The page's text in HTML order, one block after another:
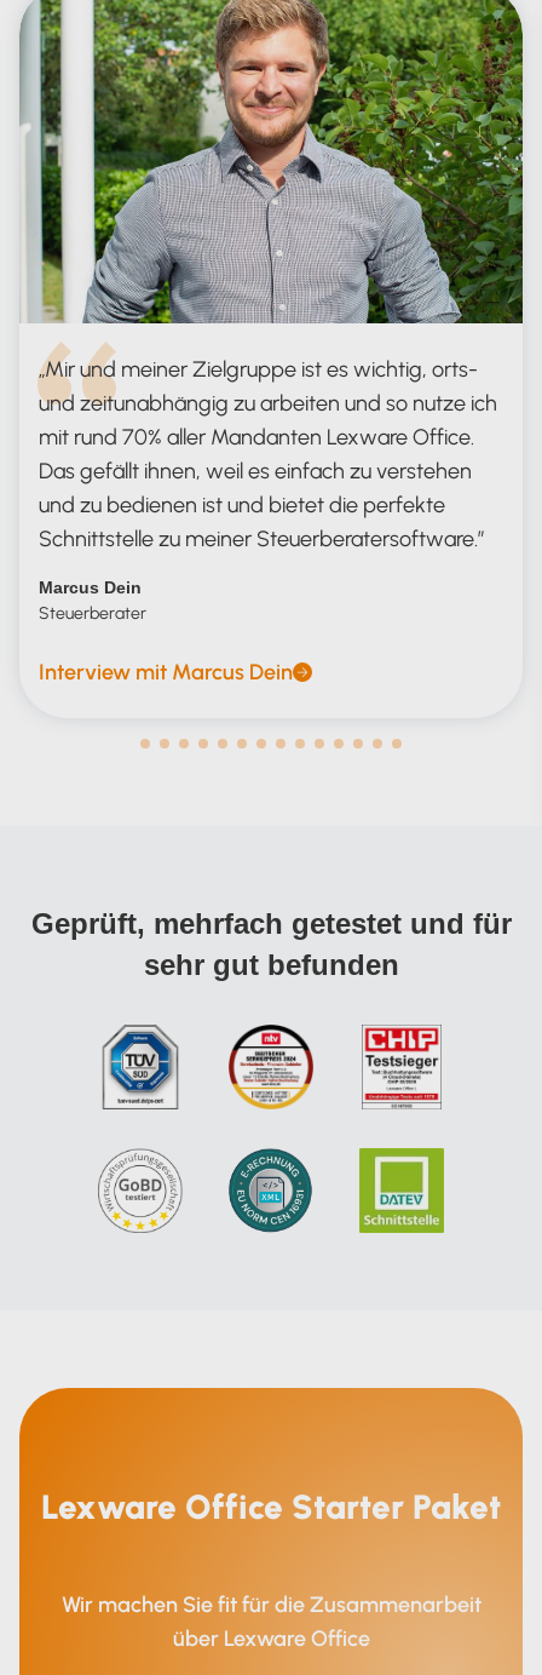
Mir und meiner Zielgruppe ist es wichtig, orts-
und zeitunabhängig zu arbeiten und so nutze ich
mit rund 70% aller Mandanten Lexware Office.
Das gefällt ihnen, weil es einfach zu verstehen
und zu bedienen ist und bietet die perfekte
Schnittstelle zu meiner Steuerberatersoftware.
Marcus Dein
Steuerberater
Interview mit Marcus Dein
Geprüft, mehrfach getestet und für
sehr gut befunden
Lexware Office Starter Paket
Wir machen Sie fit für die Zusammenarbeit
über Lexware Office